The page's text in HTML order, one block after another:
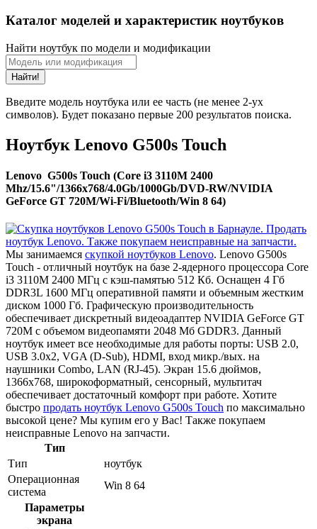
Каталог моделей и характеристик ноутбуков
Найти ноутбук по модели и модификации
Найти!
Введите модель ноутбука или ее часть (не менее 2-ух
символов). Будет показано первые 200 результатов поиска.
Ноутбук Lenovo G500s Touch
Lenovo G500s Touch (Core i3 3110M 2400
Mhz/15.6"/1366x768/4.0Gb/1000Gb/DVD-RW/NVIDIA
GeForce GT 720M/Wi-Fi/Bluetooth/Win 8 64)
Мы занимаемся скупкой ноутбуков Lenovo. Lenovo G500s
Touch - отличный ноутбук на базе 2-ядерного процессора Core
i3 3110M 2400 МГц с кэш-памятью 512 Кб. Оснащен 4 Гб
DDR3L 1600 МГц оперативной памяти и объемным жестким
диском 1000 Гб. Графическую производительность
обеспечивает дискретный видеоадаптер NVIDIA GeForce GT
720M с объемом видеопамяти 2048 Мб GDDR3. Данный
ноутбук имеет все необходимые для работы порты: USB 2.0,
USB 3.0x2, VGA (D-Sub), HDMI, вход микр./вых. на
наушники Combo, LAN (RJ-45). Экран 15.6 дюймов,
1366x768, широкоформатный, сенсорный, мультитач
обеспечивает достаточный комфорт при работе. Хотите
быстро продать ноутбук Lenovo G500s Touch по максимально
высокой цене? Мы купим его у Вас! Также покупаем
неисправные Lenovo на запчасти.
Тип
Тип
ноутбук
Операционная
система
Win 8 64
Параметры
экрана